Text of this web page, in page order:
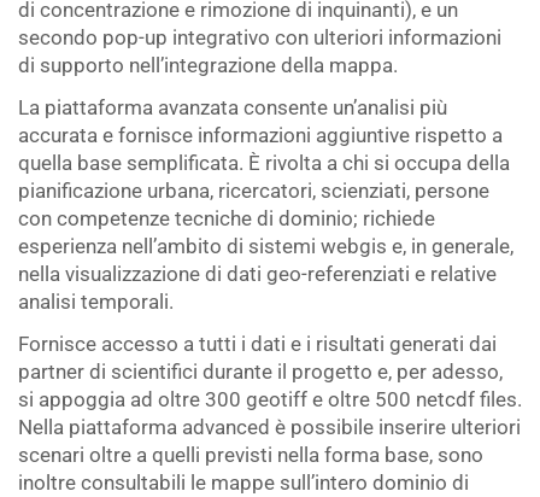
di concentrazione e rimozione di inquinanti), e un
secondo pop-up integrativo con ulteriori informazioni
di supporto nell’integrazione della mappa.
La piattaforma avanzata consente un’analisi più
accurata e fornisce informazioni aggiuntive rispetto a
quella base semplificata. È rivolta a chi si occupa della
pianificazione urbana, ricercatori, scienziati, persone
con competenze tecniche di dominio; richiede
esperienza nell’ambito di sistemi webgis e, in generale,
nella visualizzazione di dati geo-referenziati e relative
analisi temporali.
Fornisce accesso a tutti i dati e i risultati generati dai
partner di scientifici durante il progetto e, per adesso,
si appoggia ad oltre 300 geotiff e oltre 500 netcdf files.
Nella piattaforma advanced è possibile inserire ulteriori
scenari oltre a quelli previsti nella forma base, sono
inoltre consultabili le mappe sull’intero dominio di